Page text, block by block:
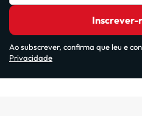
Inscrever-
Ao subscrever, confirma que leu e
Privacidade